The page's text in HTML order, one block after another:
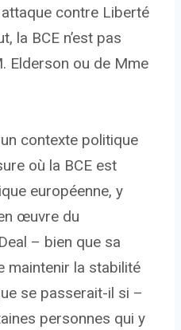
attaque contre Liberté
la BCE n’est pas
Elderson ou de Mme
contexte politique
où la BCE est
européenne, y
œuvre du
– bien que sa
maintenir la stabilité
se passerait-il si –
personnes qui y